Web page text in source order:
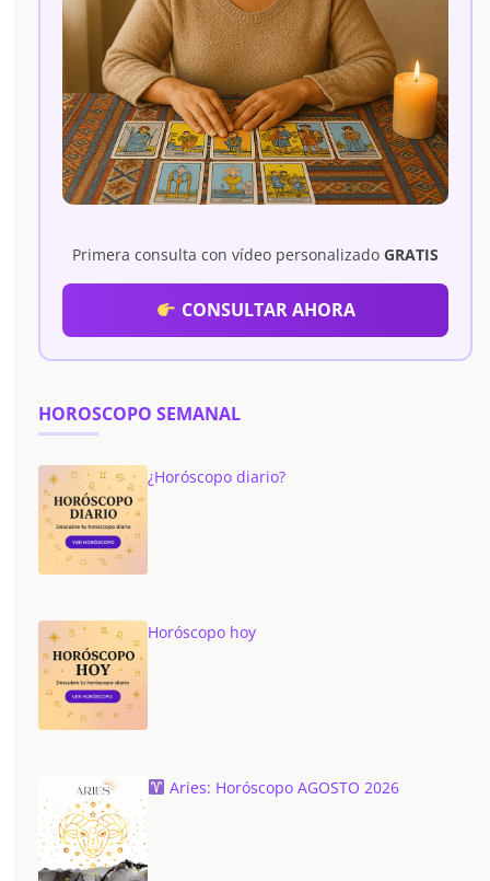
Primera consulta con vídeo personalizadoGRATIS
CONSULTAR AHORA
HOROSCOPO SEMANAL
¿Horóscopo diario?
Horóscopo hoy
Aries: Horóscopo AGOSTO 2026